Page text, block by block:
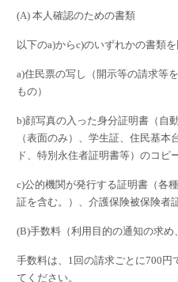
(A)本人確認のための書類
以下のa)からc)のいずれかの書類を
a)住民票の写し（開示等の請求等
もの）
b)顔写真の入った身分証明書（自
（表面のみ）、学生証、住民基
ド、特別永住者証明書等）のコピ
c)公的機関が発行する証明書（各
証を含む。）、介護保険被保険者
(B)手数料（利用目的の通知の求め
手数料は、 1 回の請求ごとに700 円
てください。